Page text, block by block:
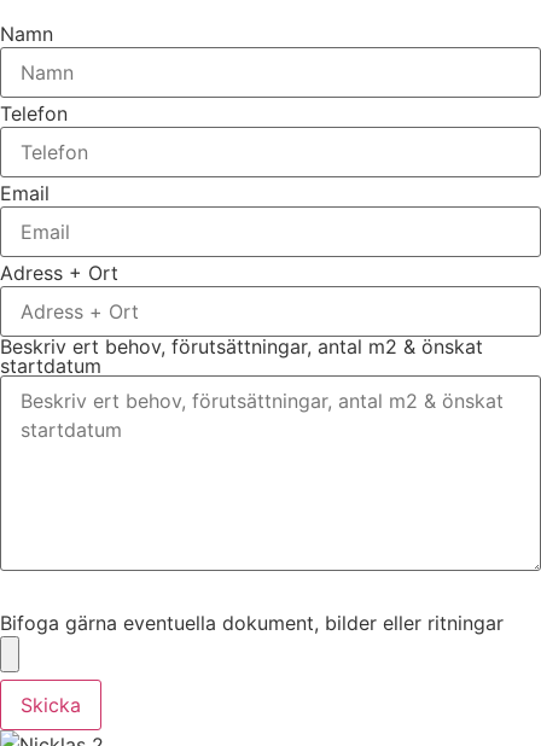
Namn
Telefon
Email
Adress + Ort
Beskriv ert behov, förutsättningar, antal m2 & önskat
startdatum
Bifoga gärna eventuella dokument, bilder eller ritningar
Skicka